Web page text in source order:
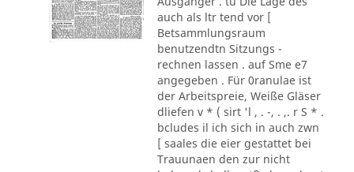
auch als ltr tend vor [
Betsammlungsraum
benutzendtn Sitzungs -
rechnen lassen . auf Sme e7
angegeben . Für 0ranulae ist
der Arbeitspreie, Weiße Gläser
dliefen v * ( sirt 'l , . -, . ,. r S * .
bcludes il ich sich in auch zwn
[ saales die eier gestattet bei
Trauunaen den zur nicht